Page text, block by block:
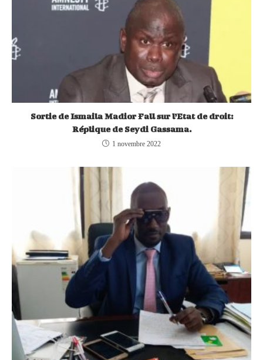
Sortie de Ismaila Madior Fall sur l’Etat de droit:
Réplique de Seydi Gassama.
1 novembre 2022